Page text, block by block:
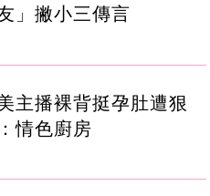
」撇小三傳言
主播裸背挺孕肚遭狠
情色廚房